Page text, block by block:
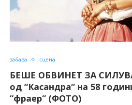
забава сцена
БЕШЕ ОБВИНЕТ ЗА
од “Касандра“ на 58
“фраер“ (ФОТО)